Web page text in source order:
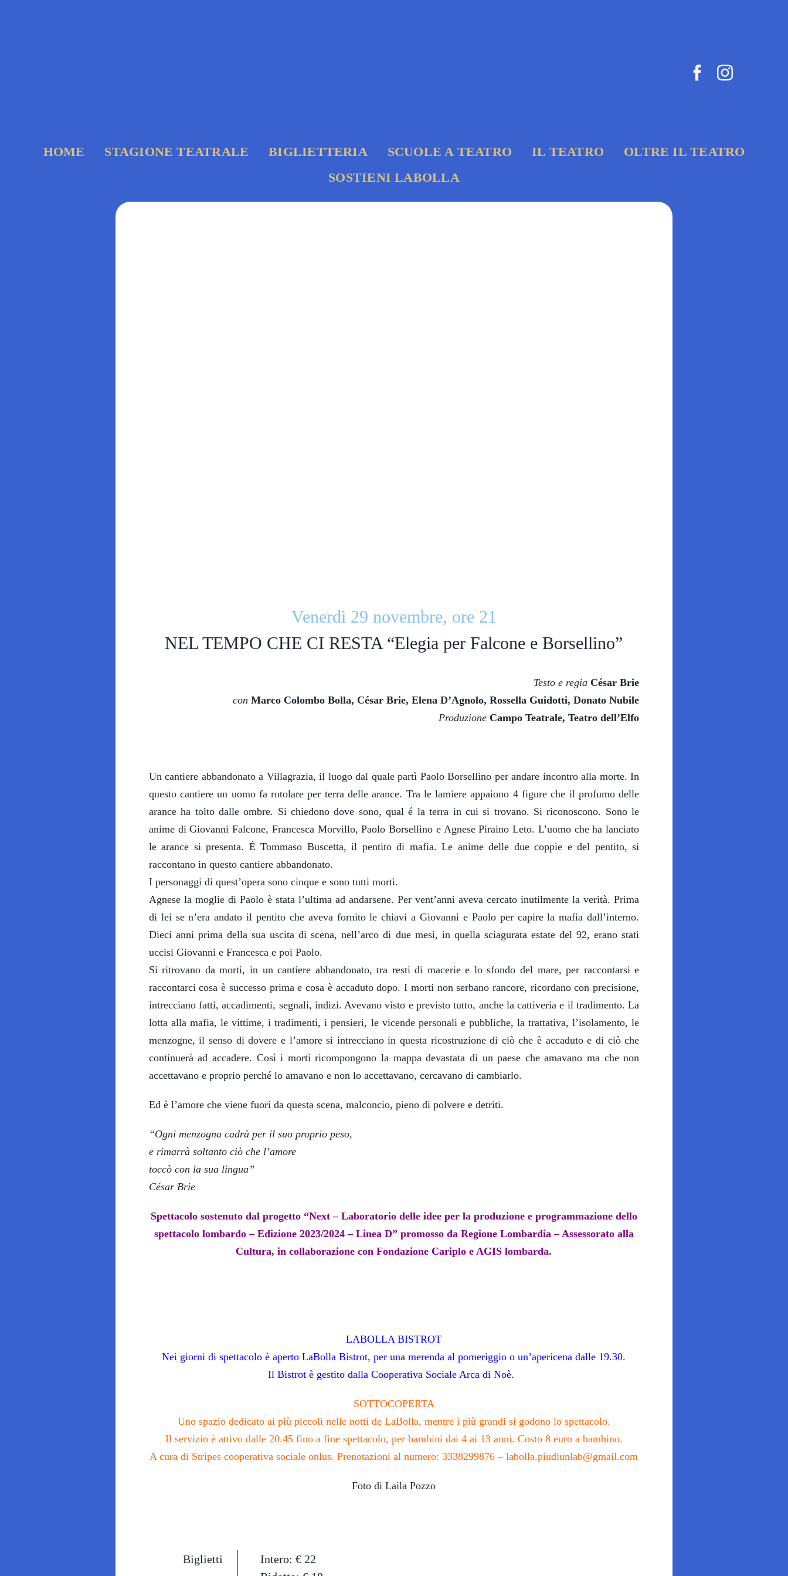
HOME STAGIONE TEATRALE BIGLIETTERIA SCUOLE A TEATRO IL TEATRO
OLTRE IL TEATRO
SOSTIENI LABOLLA
Venerdì 29 novembre, ore 21
NEL TEMPO CHE CI RESTA “Elegia per Falcone e Borsellino”
Testo e regia César Brie
con Marco Colombo Bolla, César Brie, Elena D’Agnolo, Rossella Guidotti, Donato Nubile
Produzione Campo Teatrale, Teatro dell’Elfo
Un cantiere abbandonato a Villagrazia, il luogo dal quale partì Paolo Borsellino per andare incontro alla morte. In
questo cantiere un uomo fa rotolare per terra delle arance. Tra le lamiere appaiono 4 figure che il profumo delle
arance ha tolto dalle ombre. Si chiedono dove sono, qual é la terra in cui si trovano. Si riconoscono. Sono le
anime di Giovanni Falcone, Francesca Morvillo, Paolo Borsellino e Agnese Piraino Leto. L’uomo che ha lanciato
le arance si presenta. É Tommaso Buscetta, il pentito di mafia. Le anime delle due coppie e del pentito, si
raccontano in questo cantiere abbandonato.
I personaggi di quest’opera sono cinque e sono tutti morti.
Agnese la moglie di Paolo è stata l’ultima ad andarsene. Per vent’anni aveva cercato inutilmente la verità. Prima
di lei se n’era andato il pentito che aveva fornito le chiavi a Giovanni e Paolo per capire la mafia dall’interno.
Dieci anni prima della sua uscita di scena, nell’arco di due mesi, in quella sciagurata estate del 92, erano stati
uccisi Giovanni e Francesca e poi Paolo.
Si ritrovano da morti, in un cantiere abbandonato, tra resti di macerie e lo sfondo del mare, per raccontarsi e
raccontarci cosa è successo prima e cosa è accaduto dopo. I morti non serbano rancore, ricordano con precisione,
intrecciano fatti, accadimenti, segnali, indizi. Avevano visto e previsto tutto, anche la cattiveria e il tradimento. La
lotta alla mafia, le vittime, i tradimenti, i pensieri, le vicende personali e pubbliche, la trattativa, l’isolamento, le
menzogne, il senso di dovere e l’amore si intrecciano in questa ricostruzione di ciò che è accaduto e di ciò che
continuerà ad accadere. Così i morti ricompongono la mappa devastata di un paese che amavano ma che non
accettavano e proprio perché lo amavano e non lo accettavano, cercavano di cambiarlo.
Ed è l’amore che viene fuori da questa scena, malconcio, pieno di polvere e detriti.
“Ogni menzogna cadrà per il suo proprio peso,
e rimarrà soltanto ciò che l’amore
toccò con la sua lingua”
César Brie
Spettacolo sostenuto dal progetto “Next – Laboratorio delle idee per la produzione e programmazione dello
spettacolo lombardo – Edizione 2023/2024 – Linea D” promosso da Regione Lombardia – Assessorato alla
Cultura, in collaborazione con Fondazione Cariplo e AGIS lombarda.
LABOLLA BISTROT
Nei giorni di spettacolo è aperto LaBolla Bistrot, per una merenda al pomeriggio o un’apericena dalle 19.30.
Il Bistrot è gestito dalla Cooperativa Sociale Arca di Noè.
SOTTOCOPERTA
Uno spazio dedicato ai più piccoli nelle notti de LaBolla, mentre i più grandi si godono lo spettacolo.
Il servizio è attivo dalle 20.45 fino a fine spettacolo, per bambini dai 4 ai 13 anni. Costo 8 euro a bambino.
A cura di Stripes cooperativa sociale onlus. Prenotazioni al numero: 3338299876 – labolla.piudiunlab@gmail.com
Foto di Laila Pozzo
Biglietti
Intero: € 22